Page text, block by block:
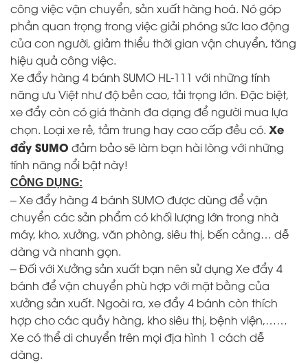
công việc vận chuyển, sản xuất hàng hoá. Nó góp
phần quan trọng trong việc giải phóng sức lao động
của con người, giảm thiểu thời gian vận chuyển, tăng
hiệu quả công việc.
Xe đẩy hàng 4 bánh SUMO HL-111 với những tính
năng ưu Việt như độ bền cao, tải trọng lớn. Đặc biệt,
xe đẩy còn có giá thành đa dạng để người mua lựa
chọn. Loại xe rẻ, tầm trung hay cao cấp đều có. Xe
đẩy SUMO đảm bảo sẽ làm bạn hài lòng với những
tính năng nổi bật này!
CÔNG DỤNG:
– Xe đẩy hàng 4 bánh SUMO được dùng để vận
chuyển các sản phẩm có khối lượng lớn trong nhà
máy, kho, xưởng, văn phòng, siêu thị, bến cảng… dễ
dàng và nhanh gọn.
– Đối với Xưởng sản xuất bạn nên sử dụng Xe đẩy 4
bánh để vận chuyển phù hợp với mặt bằng của
xưởng sản xuất. Ngoài ra, xe đẩy 4 bánh còn thích
hợp cho các quầy hàng, kho siêu thị, bệnh viện,……
Xe có thể di chuyển trên mọi địa hình 1 cách dễ
dàng.